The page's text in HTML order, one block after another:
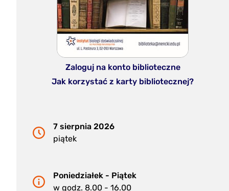
Zaloguj na konto biblioteczne
Jak korzystać z karty bibliotecznej?
7 sierpnia 2026
piątek
Poniedziałek - Piątek
w godz. 8.00 - 16.00